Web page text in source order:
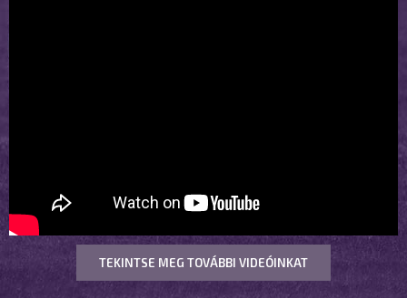
TEKINTSE MEG TOVÁBBI VIDEÓINKAT